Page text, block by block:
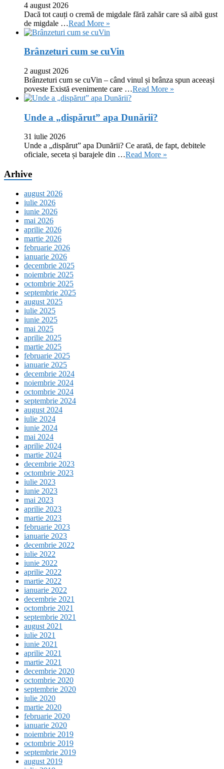
4 august 2026
Dacă tot cauți o cremă de migdale fără zahăr care să aibă gust
de migdale …Read More »
Brânzeturi cum se cuVin
2 august 2026
Brânzeturi cum se cuVin – când vinul și brânza spun aceeași
poveste Există evenimente care …Read More »
Unde a „dispărut” apa Dunării?
31 iulie 2026
Unde a „dispărut” apa Dunării? Ce arată, de fapt, debitele
oficiale, seceta și barajele din …Read More »
Arhive
august 2026
iulie 2026
iunie 2026
mai 2026
aprilie 2026
martie 2026
februarie 2026
ianuarie 2026
decembrie 2025
noiembrie 2025
octombrie 2025
septembrie 2025
august 2025
iulie 2025
iunie 2025
mai 2025
aprilie 2025
martie 2025
februarie 2025
ianuarie 2025
decembrie 2024
noiembrie 2024
octombrie 2024
septembrie 2024
august 2024
iulie 2024
iunie 2024
mai 2024
aprilie 2024
martie 2024
decembrie 2023
octombrie 2023
iulie 2023
iunie 2023
mai 2023
aprilie 2023
martie 2023
februarie 2023
ianuarie 2023
decembrie 2022
iulie 2022
iunie 2022
aprilie 2022
martie 2022
ianuarie 2022
decembrie 2021
octombrie 2021
septembrie 2021
august 2021
iulie 2021
iunie 2021
aprilie 2021
martie 2021
decembrie 2020
octombrie 2020
septembrie 2020
iulie 2020
martie 2020
februarie 2020
ianuarie 2020
noiembrie 2019
octombrie 2019
septembrie 2019
august 2019